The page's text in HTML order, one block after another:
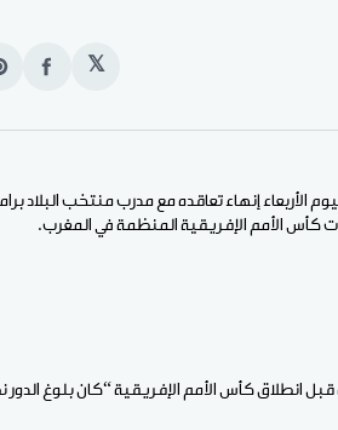
𝕏
انشر
الأربعاء إنهاء تعاقده مع مدرب منتخب البلاد
كأس الأمم الإفريقية المنظمة في المغرب.
قبل انطلاق كأس الأمم الإفريقية “كان بلوغ